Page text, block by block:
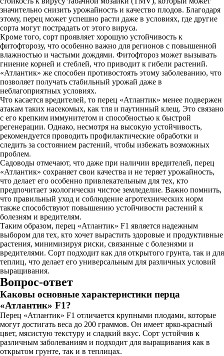
значительно снизить урожайность и качество плодов. Благодаря
этому, перец может успешно расти даже в условиях, где другие
сорта могут пострадать от этого вируса.
Кроме того, сорт проявляет хорошую устойчивость к
фитофторозу, что особенно важно для регионов с повышенной
влажностью и частыми дождями. Фитофтороз может вызывать
гниение корней и стеблей, что приводит к гибели растений.
«Атлантик» же способен противостоять этому заболеванию, что
позволяет получать стабильный урожай даже в
неблагоприятных условиях.
Что касается вредителей, то перец «Атлантик» менее подвержен
атакам таких насекомых, как тля и паутинный клещ. Это связано
с его крепким иммунитетом и способностью к быстрой
регенерации. Однако, несмотря на высокую устойчивость,
рекомендуется проводить профилактические обработки и
следить за состоянием растений, чтобы избежать возможных
проблем.
Садоводы отмечают, что даже при наличии вредителей, перец
«Атлантик» сохраняет свои качества и не теряет урожайность,
что делает его особенно привлекательным для тех, кто
предпочитает экологически чистое земледелие. Важно помнить,
что правильный уход и соблюдение агротехнических норм
также способствуют повышению устойчивости растений к
болезням и вредителям.
Таким образом, перец «Атлантик» F1 является надежным
выбором для тех, кто хочет вырастить здоровые и продуктивные
растения, минимизируя риски, связанные с болезнями и
вредителями. Сорт подходит как для открытого грунта, так и для
теплиц, что делает его универсальным для различных условий
выращивания.
Вопрос-ответ
Каковы основные характеристики перца
«Атлантик» F1?
Перец «Атлантик» F1 отличается крупными плодами, которые
могут достигать веса до 200 граммов. Он имеет ярко-красный
цвет, мясистую текстуру и сладкий вкус. Сорт устойчив к
различным заболеваниям и подходит для выращивания как в
открытом грунте, так и в теплицах.